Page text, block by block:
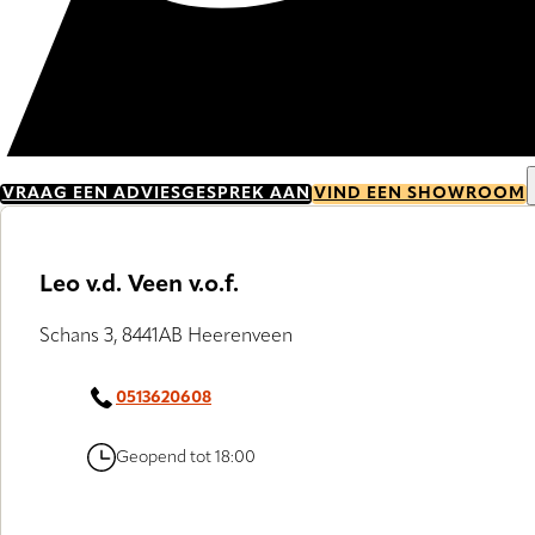
VRAAG EEN ADVIESGESPREK AAN VIND EEN SHOWROOM
Leo v.d. Veen v.o.f.
Schans 3, 8441AB Heerenveen
0513620608
Geopend tot 18:00